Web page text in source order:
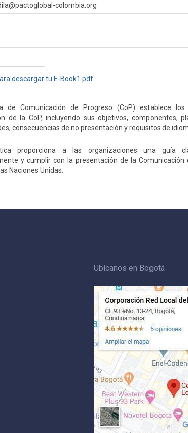
colombia.org
descargar tu E-Book1.pdf
de Comunicación de Progreso (CoP) establece
de la CoP, incluyendo sus objetivos, componentes,
consecuencias de no presentación y requisitos de
proporciona a las organizaciones una guía
y cumplir con la presentación de la Comunicación
Naciones Unidas.
Ubícanos en Bogotá